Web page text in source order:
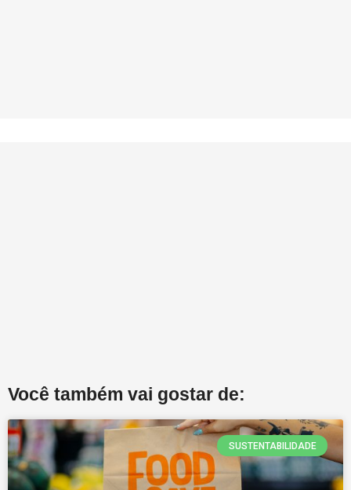
Você também vai gostar de:
SUSTENTABILIDADE